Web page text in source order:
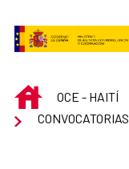
INICIOOCE - HAITÍ
CONVOCATORIAS